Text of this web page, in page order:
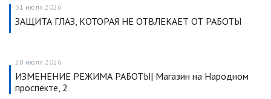
31 июля 2026
ЗАЩИТА ГЛАЗ, КОТОРАЯ НЕ ОТВЛЕКАЕТ ОТ РАБОТЫ
28 июля 2026
ИЗМЕНЕНИЕ РЕЖИМА РАБОТЫ| Магазин на Народном
проспекте, 2